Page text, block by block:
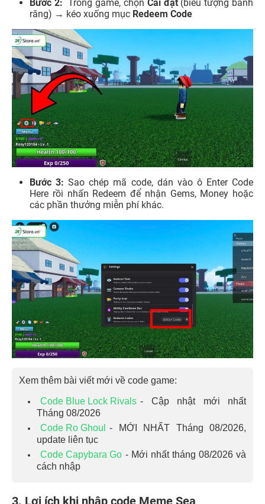
Bước 2: Trong game, chọn Cài đặt(biểu tượng bánh
răng) → kéo xuống mục Redeem Code
Bước 3: Sao chép mã code, dán vào ô Enter Code
Here rồi nhấn Redeem để nhận Gems, Money hoặc
các phần thưởng miễn phí khác.
Xem thêm bài viết mới về code game:
Code Blue Lock Rivals - Cập nhật mới nhất
Tháng 08/2026
Code Ro Ghoul - MỚI NHẤT Tháng 08/2026,
update liên tục
Code Capybara Go - Mới nhất tháng 08/2026 và
cách nhập